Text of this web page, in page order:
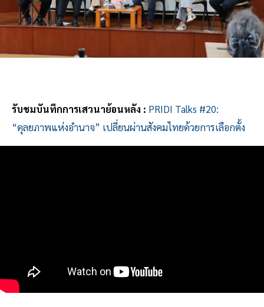
รับชมบันทึกการเสวนาย้อนหลัง : PRIDI Talks #20:
“ดุลยภาพแห่งอำนาจ” เปลี่ยนผ่านสังคมไทยด้วยการเลือกตั้ง